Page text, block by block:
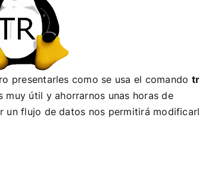
presentarles como se usa el comando tr
útil y ahorrarnos unas horas de
un flujo de datos nos permitirá